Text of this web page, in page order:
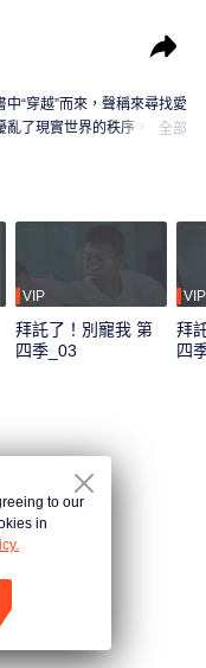
“穿越”而來，聲稱來尋找愛
亂了現實世界的秩序，作為
全部
VIP
拜託了！別寵我 第
四季_03
VIP
拜
四
to our
in